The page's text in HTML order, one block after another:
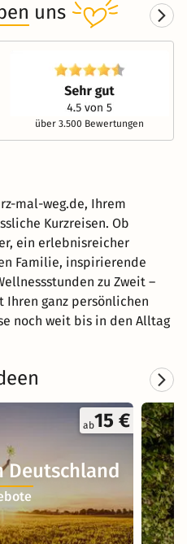
uns
über 3.500 Bewertungen
mal-weg.de, Ihrem
Kurzreisen. Ob
ein erlebnisreicher
Familie, inspirierende
zu Zweit –
Ihren ganz persönlichen
noch weit bis in den Alltag
ab15 €
Deutschland